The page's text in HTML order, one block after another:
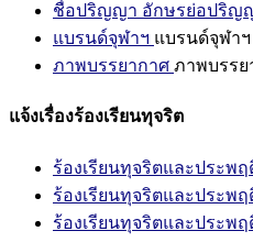
ชื่อปริญญา อักษรย่อปริญ
แบรนด์จุฬาฯ แบรนด์จุฬาฯ
ภาพบรรยากาศ ภาพบรรย
แจ้งเรื่องร้องเรียนทุจริต
ร้องเรียนทุจริตและประพ
ร้องเรียนทุจริตและประพ
ร้องเรียนทุจริตและประพ